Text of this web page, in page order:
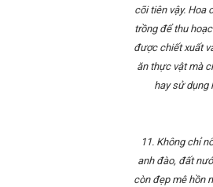
cõi tiên vậy. Hoa
trồng để thu
được chiết xuất
ăn thực vật mà
hay sử dụng
11. Không chỉ
anh đào, đất
còn đẹp mê hồn